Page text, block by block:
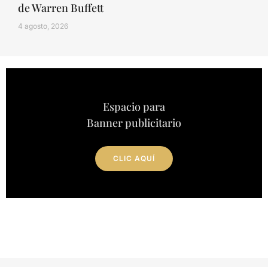
de Warren Buffett
4 agosto, 2026
Espacio para
Banner publicitario
CLIC AQUÍ